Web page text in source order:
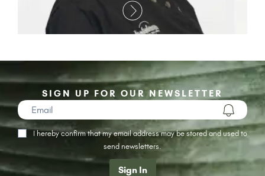
SIGN UP FOR OUR NEWSLETTER
I hereby confirm that my email address may be stored and used to
send newsletters.
Sign In